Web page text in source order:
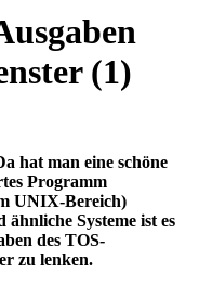
(1)
hat man eine schöne
Programm
UNIX-Bereich)
Systeme ist es
des TOS-
zu lenken.